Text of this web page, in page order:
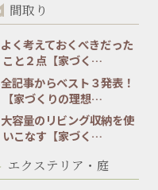
間取り
よく考えておくべきだった
こと２点【家づく…
全記事からベスト３発表！
【家づくりの理想…
大容量のリビング収納を使
いこなす【家づく…
エクステリア・庭